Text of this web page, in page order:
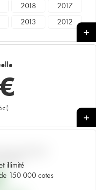
2018
2017
2013
2012
----
€
+
illimité
150 000 cotes